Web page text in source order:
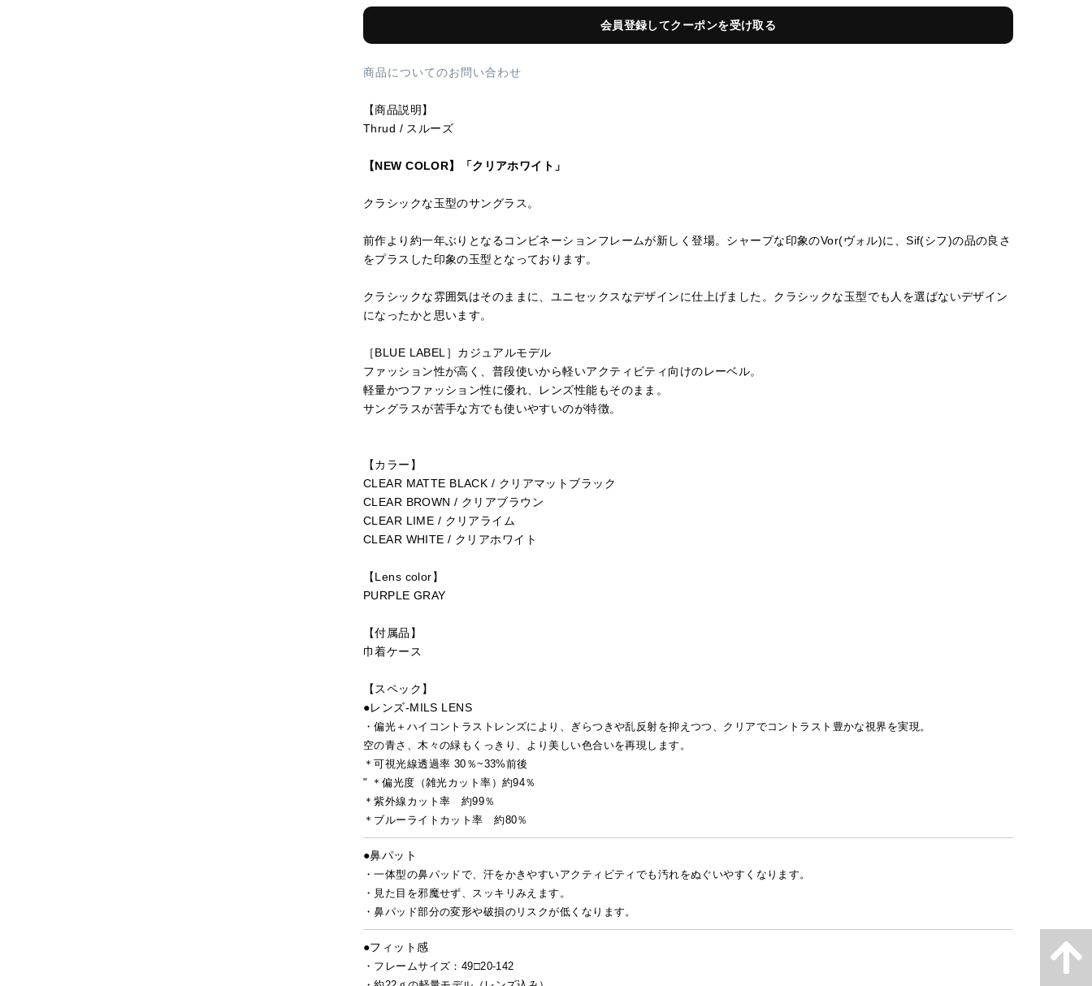
会員登録してクーポンを受け取る
商品についてのお問い合わせ
【商品説明】
Thrud / スルーズ
【NEW COLOR】「クリアホワイト」
クラシックな玉型のサングラス。
前作より約一年ぶりとなるコンビネーションフレームが新しく登場。シャープな印象のVor(ヴォル)に、Sif(シフ)の品の良さ
をプラスした印象の玉型となっております。
クラシックな雰囲気はそのままに、ユニセックスなデザインに仕上げました。クラシックな玉型でも人を選ばないデザイン
になったかと思います。
［BLUE LABEL］カジュアルモデル
ファッション性が高く、普段使いから軽いアクティビティ向けのレーベル。
軽量かつファッション性に優れ、レンズ性能もそのまま。
サングラスが苦手な方でも使いやすいのが特徴。
【カラー】
CLEAR MATTE BLACK / クリアマットブラック
CLEAR BROWN / クリアブラウン
CLEAR LIME / クリアライム
CLEAR WHITE / クリアホワイト
【Lens color】
PURPLE GRAY
【付属品】
巾着ケース
【スペック】
●レンズ-MILS LENS
・偏光＋ハイコントラストレンズにより、ぎらつきや乱反射を抑えつつ、クリアでコントラスト豊かな視界を実現。
空の青さ、木々の緑もくっきり、より美しい色合いを再現します。
＊可視光線透過率 30％~33%前後
" ＊偏光度（雑光カット率）約94％
＊紫外線カット率 約99％
＊ブルーライトカット率 約80％
●鼻パット
・一体型の鼻パッドで、汗をかきやすいアクティビティでも汚れをぬぐいやすくなります。
・見た目を邪魔せず、スッキリみえます。
・鼻パッド部分の変形や破損のリスクが低くなります。
●フィット感
・フレームサイズ：49□20-142